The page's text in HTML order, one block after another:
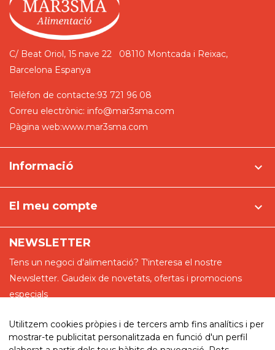
C/ Beat Oriol, 15 nave 22
08110 Montcada i Reixac,
Barcelona Espanya
Telèfon de contacte:93 721 96 08
Correu electrònic: info@mar3sma.com
Pàgina web:www.mar3sma.com
Informació 
El meu compte 
NEWSLETTER
Tens un negoci d'alimentació? T'interesa el nostre
Newsletter. Gaudeix de novetats, ofertas i promocions
especials
Utilitzem cookies pròpies i de tercers amb fins analítics i per
mostrar-te publicitat personalitzada en funció d'un perfil